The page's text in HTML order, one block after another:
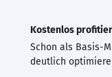
Kostenlos
Schon als Basis-
deutlich